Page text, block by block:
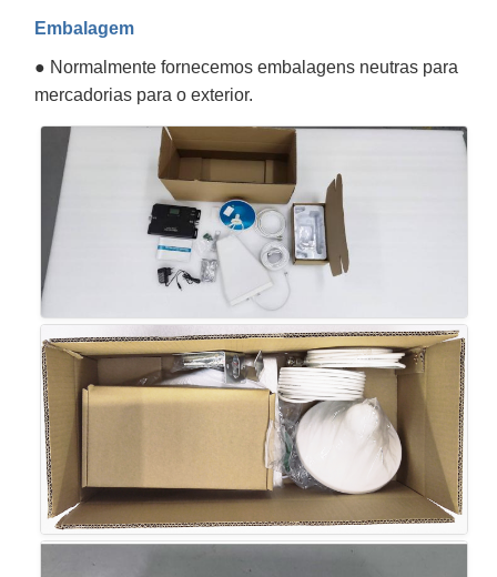
Embalagem
● Normalmente fornecemos embalagens neutras para
mercadorias para o exterior.